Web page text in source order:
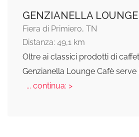
GENZIANELLA
Fiera di Primiero, TN
Distanza: 49,1 km
Oltre ai classici prodotti di
Genzianella Lounge Cafè serve
... continua: >